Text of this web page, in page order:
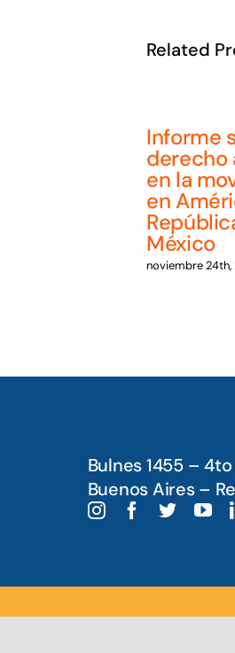
Related
Informe
derecho
en la
en
México
noviembre 24th,
Bulnes 1455 –
Buenos Aires –